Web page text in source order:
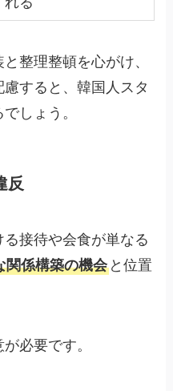
整理整頓を心がけ、
すると、韓国人スタ
しょう。
反
接待や会食が単なる
関係構築の機会 と位置
必要です。